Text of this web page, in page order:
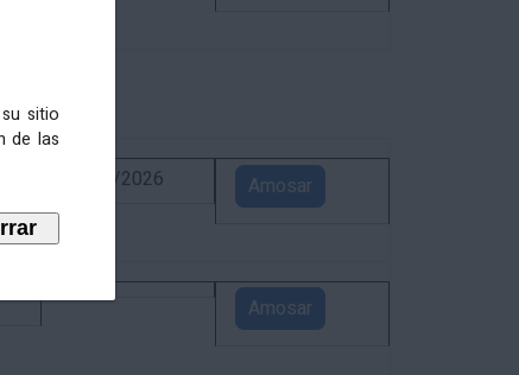
sitio
de las
02/09/2026 Amosar
Amosar